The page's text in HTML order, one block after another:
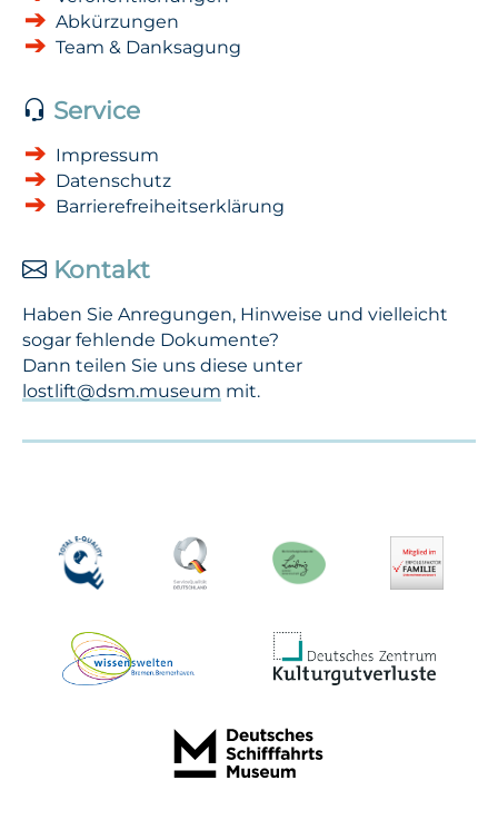
Abkürzungen
Team & Danksagung
Service
Impressum
Datenschutz
Barrierefreiheitserklärung
Kontakt
Haben Sie Anregungen, Hinweise und vielleicht
sogar fehlende Dokumente?
Dann teilen Sie uns diese unter
lostlift@dsm.museum mit.